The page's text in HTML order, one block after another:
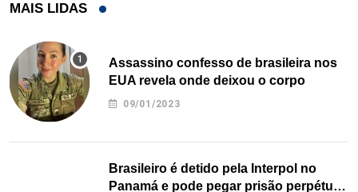
MAIS LIDAS
Assassino confesso de brasileira nos
EUA revela onde deixou o corpo
09/01/2023
Brasileiro é detido pela Interpol no
Panamá e pode pegar prisão perpétua